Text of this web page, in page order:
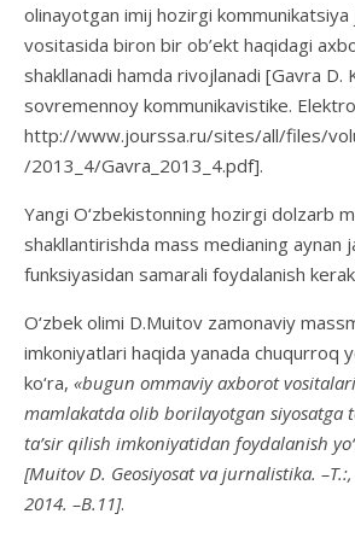
olinayotgan imij hozirgi kommunikatsiya
vositasida biron bir ob’ekt haqidagi
shakllanadi hamda rivojlanadi [Gavra
sovremennoy kommunikavistike.
http://www.jourssa.ru/sites/all/files/
/2013_4/Gavra_2013_4.pdf].
Yangi O‘zbekistonning hozirgi dolzarb
shakllantirishda mass medianing aynan
funksiyasidan samarali foydalanish kerak
O‘zbek olimi D.Muitov zamonaviy
imkoniyatlari haqida yanada chuqurroq
ko‘ra, «bugun ommaviy axborot
mamlakatda olib borilayotgan siyosatga
ta’sir qilish imkoniyatidan foydalanish
[Muitov D. Geosiyosat va jurnalistika. –T.:,
2014. –B.11].